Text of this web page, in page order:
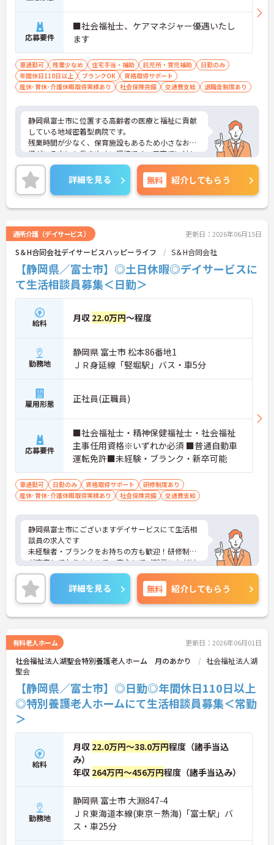
応募要件
■社会福祉士、ケアマネジャー優遇いたし
ます
車通勤可 残業少なめ 住宅手当・補助 託児所・育児補助
日勤のみ
年間休日110日以上
ブランクOK
資格取得サポート
産休･育休･介護休暇取得実績あり
社会保険完備 交通費支給 退職金制度あり
静岡県富士市に位置する高齢者の医療と福祉に貢献
している地域密着型病院です。
残業時間が少なく、保育施設もあるため小さなお子
様がいる方にも働きやすい環境です。子育てに対し
て理解があるため、産休明けに帰ってくる方も多く
定着率抜群です。
ご興味ある方には、面接対策ポイントなど、さらに
詳細をお話しいたしますのでお気軽にご相談くださ
い。
詳細を見る 無料 紹介してもらう
通所介護（デイサービス） 更新日：2026年06月15日
S＆H合同会社デイサービスハッピーライフ S＆H合同会社
【静岡県／富士市】◎土日休暇◎デイサービスに
て生活相談員募集＜日勤＞
給料 月収 22.0万円～程度
勤務地
静岡県 富士市 松本86番地1
ＪＲ身延線「竪堀駅」バス・車5分
雇用形態 正社員(正職員)
応募要件
■社会福祉士・精神保健福祉士・社会福祉
主事任用資格※いずれか必須 ■普通自動車
運転免許■未経験・ブランク・新卒可能
車通勤可 日勤のみ 資格取得サポート
研修制度あり
産休･育休･介護休暇取得実績あり
社会保険完備 交通費支給
静岡県富士市にございますデイサービスにて生活相
談員の求人です
未経験者・ブランクをお持ちの方も歓迎！研修制度
が充実しておりますので、安心してご就業いただけ
ます！
ご興味をお持ちの方はお気軽にお問合せ下さい。
詳細を見る 無料 紹介してもらう
有料老人ホーム 更新日：2026年06月01日
社会福祉法人湖聖会特別養護老人ホーム 月のあかり
社会福祉法人湖
聖会
【静岡県／富士市】◎日勤◎年間休日110日以上
◎特別養護老人ホームにて生活相談員募集＜常勤
＞
給料
月収 22.0万円～38.0万円程度（諸手当込
み）
年収 264万円～456万円程度（諸手当込み）
勤務地
静岡県 富士市 大淵847-4
ＪＲ東海道本線(東京－熱海)「富士駅」バ
ス・車25分